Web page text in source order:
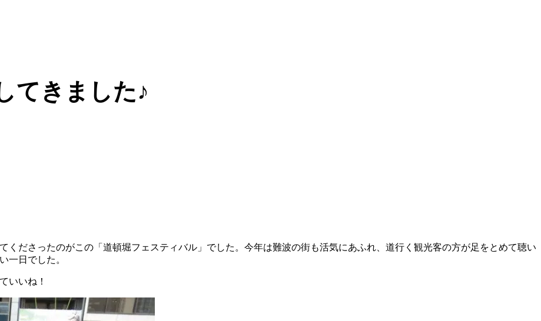
てきました♪
くださったのがこの「道頓堀フェスティバル」でした。今年は難波の街も活気にあふれ、道行く観光客の方が足をとめて聴い
一日でした。
いいね！